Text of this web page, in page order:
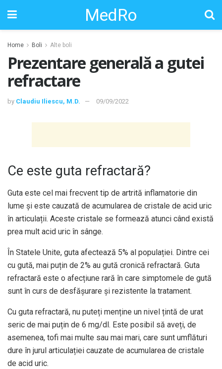
MedRo
Home Boli Alte boli
Prezentare generală a gutei
refractare
by Claudiu Iliescu, M.D. 09/09/2022
Ce este guta refractară?
Guta este cel mai frecvent tip de artrită inflamatorie din
lume și este cauzată de acumularea de cristale de acid uric
în articulații. Aceste cristale se formează atunci când există
prea mult acid uric în sânge.
În Statele Unite, guta afectează 5% al populației. Dintre cei
cu gută, mai puțin de 2% au gută cronică refractară. Guta
refractară este o afecțiune rară în care simptomele de gută
sunt în curs de desfășurare și rezistente la tratament.
Cu guta refractară, nu puteți menține un nivel țintă de urat
seric de mai puțin de 6 mg/dl. Este posibil să aveți, de
asemenea, tofi mai multe sau mai mari, care sunt umflături
dure în jurul articulației cauzate de acumularea de cristale
de acid uric.